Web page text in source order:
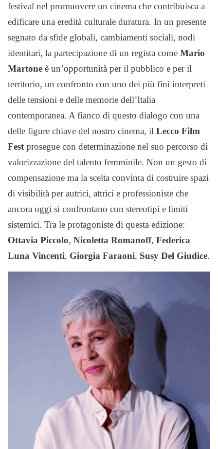
festival nel promuovere un cinema che contribuisca a
edificare una eredità culturale duratura. In un presente
segnato da sfide globali, cambiamenti sociali, nodi
identitari, la partecipazione di un regista come Mario
Martone è un’opportunità per il pubblico e per il
territorio, un confronto con uno dei più fini interpreti
delle tensioni e delle memorie dell’Italia
contemporanea. A fianco di questo dialogo con una
delle figure chiave del nostro cinema, il Lecco Film
Fest prosegue con determinazione nel suo percorso di
valorizzazione del talento femminile. Non un gesto di
compensazione ma la scelta convinta di costruire spazi
di visibilità per autrici, attrici e professioniste che
ancora oggi si confrontano con stereotipi e limiti
sistemici. Tra le protagoniste di questa edizione:
Ottavia Piccolo, Nicoletta Romanoff, Federica
Luna Vincenti, Giorgia Faraoni, Susy Del Giudice.